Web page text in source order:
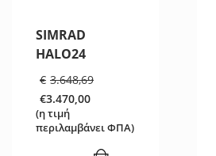
SIMRAD
HALO24
€ 3.648,69
€3.648,69.
€3.470,00
Η
τρέχουσα
τιμή
(η τιμή
περιλαμβάνει ΦΠΑ)